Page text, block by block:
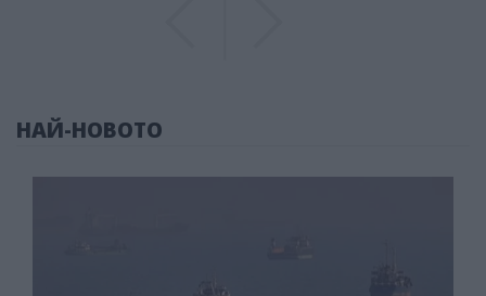
НАЙ-НОВОТО